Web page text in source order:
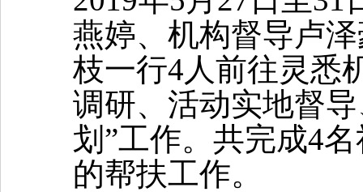
燕婷、机构督导卢
枝一行4人前往灵悉
调研、活动实地督
划”工作。共完成4
的帮扶工作。